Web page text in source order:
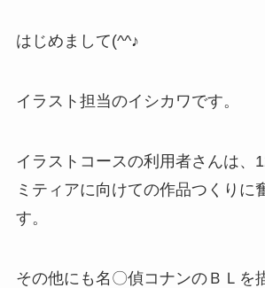
はじめまして(^^♪
イラスト担当のイシカワです。
イラストコースの利用者さんは、
ミティアに向けての作品つくりに
す。
その他にも名〇偵コナンのＢＬを